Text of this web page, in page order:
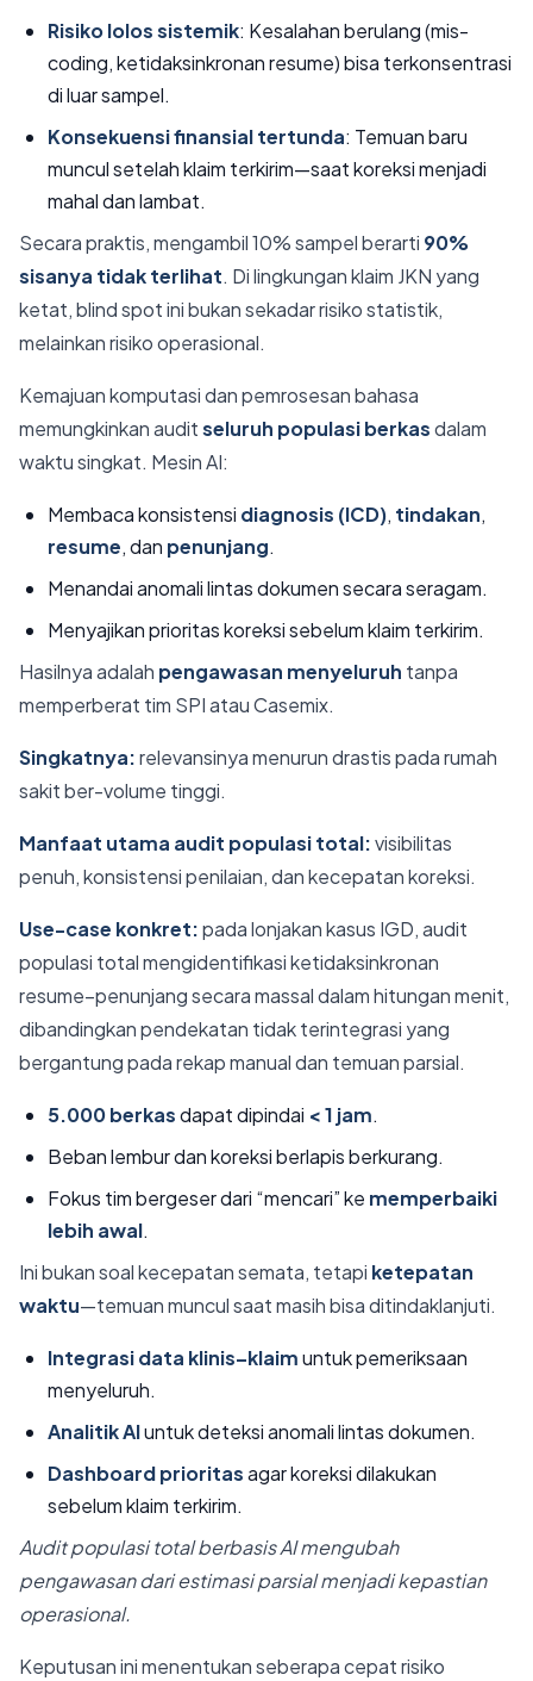
Risiko lolos sistemik: Kesalahan berulang (mis-
coding, ketidaksinkronan resume) bisa terkonsentrasi
di luar sampel.
Konsekuensi finansial tertunda: Temuan baru
muncul setelah klaim terkirim—saat koreksi menjadi
mahal dan lambat.
Secara praktis, mengambil 10% sampel berarti 90%
sisanya tidak terlihat. Di lingkungan klaim JKN yang
ketat, blind spot ini bukan sekadar risiko statistik,
melainkan risiko operasional.
Kemajuan komputasi dan pemrosesan bahasa
memungkinkan auditseluruh populasi berkasdalam
waktu singkat. Mesin AI:
Membaca konsistensi diagnosis (ICD), tindakan,
resume, dan penunjang.
Menandai anomali lintas dokumen secara seragam.
Menyajikan prioritas koreksi sebelum klaim terkirim.
Hasilnya adalah pengawasan menyeluruh tanpa
memperberat tim SPI atau Casemix.
Singkatnya:relevansinya menurun drastis pada rumah
sakit ber-volume tinggi.
Manfaat utama audit populasi total:visibilitas
penuh, konsistensi penilaian, dan kecepatan koreksi.
Use-case konkret:pada lonjakan kasus IGD, audit
populasi total mengidentifikasi ketidaksinkronan
resume–penunjang secara massal dalam hitungan menit,
dibandingkan pendekatan tidak terintegrasi yang
bergantung pada rekap manual dan temuan parsial.
5.000 berkasdapat dipindai < 1 jam.
Beban lembur dan koreksi berlapis berkurang.
Fokus tim bergeser dari “mencari” ke memperbaiki
lebih awal.
Ini bukan soal kecepatan semata, tetapi ketepatan
waktu—temuan muncul saat masih bisa ditindaklanjuti.
Integrasi data klinis–klaimuntuk pemeriksaan
menyeluruh.
Analitik AIuntuk deteksi anomali lintas dokumen.
Dashboard prioritasagar koreksi dilakukan
sebelum klaim terkirim.
Audit populasi total berbasis AI mengubah
pengawasan dari estimasi parsial menjadi kepastian
operasional.
Keputusan ini menentukan seberapa cepat risiko